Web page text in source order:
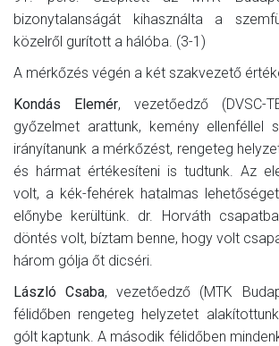
bizonytalanságát kihasználta a
közelről gurított a hálóba. (3-1)
A mérkőzés végén a két szakvezető
Kondás Elemér, vezetőedző (DVSC-
győzelmet arattunk, kemény ellenféllel
irányítanunk a mérkőzést, rengeteg
és hármat értékesíteni is tudtunk. Az
volt, a kék-fehérek hatalmas
előnybe kerültünk. dr. Horváth
döntés volt, bíztam benne, hogy volt
három gólja őt dicséri.
László Csaba, vezetőedző (MTK
félidőben rengeteg helyzetet
gólt kaptunk. A második félidőben